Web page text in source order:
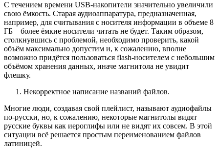
С течением времени USB-накопители значительно увеличили
свою ёмкость. Старая аудиоаппаратура, предназначенная,
например, для считывания с носителя информации в объеме 8
ГБ – более ёмкие носители читать не будет. Таким образом,
столкнувшись с проблемой, необходимо проверить, какой
объём максимально допустим и, к сожалению, вполне
возможно придётся пользоваться flash-носителем с небольшим
объёмом хранения данных, иначе магнитола не увидит
флешку.
Некорректное написание названий файлов.
Многие люди, создавая свой плейлист, называют аудиофайлы
по-русски, но, к сожалению, некоторые магнитолы видят
русские буквы как иероглифы или не видят их совсем. В этой
ситуации всё решается простым переименованием файлов
латиницей.